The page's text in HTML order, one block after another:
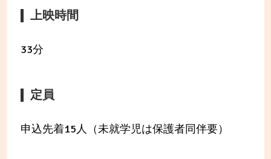
上映時間
33分
定員
申込先着15人（未就学児は保護者同伴要）